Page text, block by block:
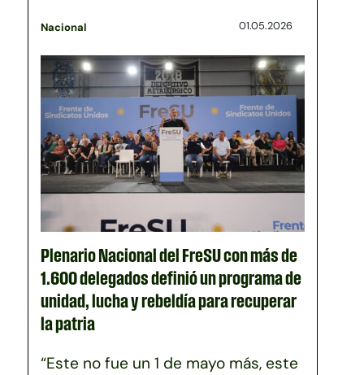
Nacional 01.05.2026
Plenario Nacional del FreSU con más de
1.600 delegados definió un programa de
unidad, lucha y rebeldía para recuperar
la patria
“Este no fue un 1 de mayo más, este